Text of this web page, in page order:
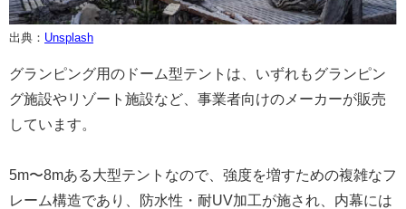
出典： Unsplash
グランピング用のドーム型テントは、いずれもグランピン
グ施設やリゾート施設など、事業者向けのメーカーが販売
しています。
5m〜8mある大型テントなので、強度を増すための複雑なフ
レーム構造であり、防水性・耐UV加工が施され、内幕には